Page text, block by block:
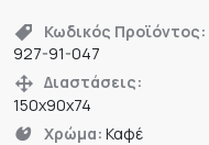
Κωδικός Προϊόντος:
927-91-047
Διαστάσεις:
150x90x74
Χρώμα:Καφέ